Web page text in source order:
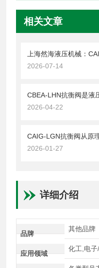
相关文章
2026-07-14
CBEA-LHN抗衡阀是液
2026-04-22
CAIG-LGN抗衡阀从原
2026-01-27
详细介绍
品牌
其他品牌
应用领域
化工,电子